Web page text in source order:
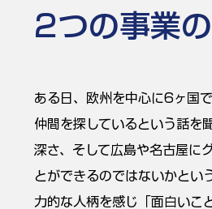
2つの事業
ある日、欧州を中心に6ヶ国
仲間を探しているという話を
深さ、そして広島や名古屋に
とができるのではないかとい
力的な人柄を感じ「面白いこ